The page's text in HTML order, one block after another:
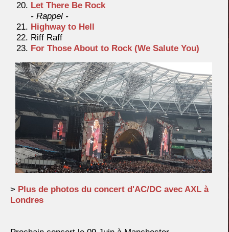
Let There Be Rock
- Rappel -
Highway to Hell
Riff Raff
For Those About to Rock (We Salute You)
> Plus de photos du concert d'AC/DC avec AXL à
Londres